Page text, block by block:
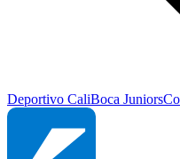
Deportivo CaliBoca Juniors